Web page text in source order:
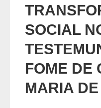
SOCIAL
FOME DE
MARIA